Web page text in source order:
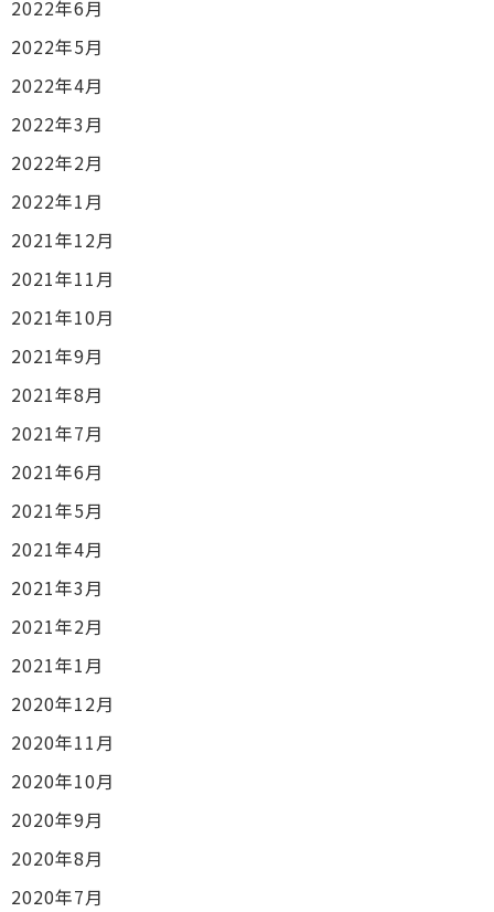
2022年6月
2022年5月
2022年4月
2022年3月
2022年2月
2022年1月
2021年12月
2021年11月
2021年10月
2021年9月
2021年8月
2021年7月
2021年6月
2021年5月
2021年4月
2021年3月
2021年2月
2021年1月
2020年12月
2020年11月
2020年10月
2020年9月
2020年8月
2020年7月